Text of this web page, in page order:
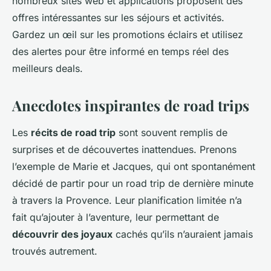
offres intéressantes sur les séjours et activités.
Gardez un œil sur les promotions éclairs et utilisez
des alertes pour être informé en temps réel des
meilleurs deals.
Anecdotes inspirantes de road trips
Les récits de road trip sont souvent remplis de
surprises et de découvertes inattendues. Prenons
l’exemple de Marie et Jacques, qui ont spontanément
décidé de partir pour un road trip de dernière minute
à travers la Provence. Leur planification limitée n’a
fait qu’ajouter à l’aventure, leur permettant de
découvrir des joyaux cachés qu’ils n’auraient jamais
trouvés autrement.